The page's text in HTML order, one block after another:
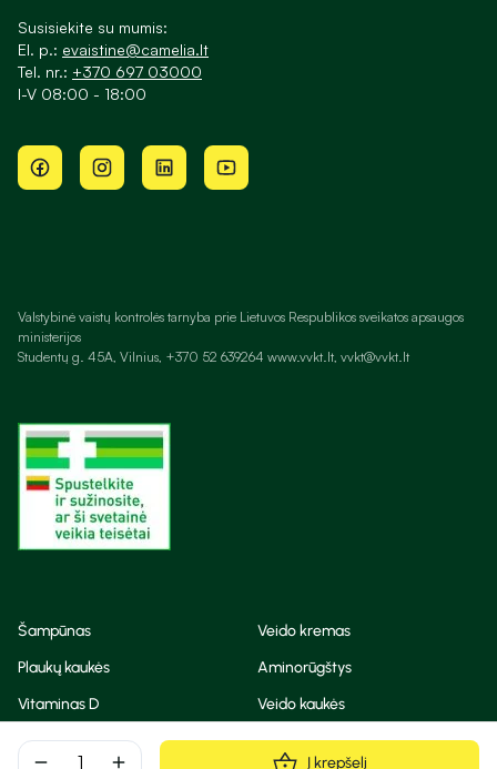
remove add Į krepšelį
Susisiekite su mumis:
El. p.: evaistine@camelia.lt
Tel. nr.: +370 697 03000
I-V 08:00 - 18:00
Valstybinė vaistų kontrolės tarnyba prie Lietuvos Respublikos sveikatos apsaugos
ministerijos
Studentų g. 45A, Vilnius, +370 52 639264 www.vvkt.lt, vvkt@vvkt.lt
Šampūnas
Veido kremas
Plaukų kaukės
Aminorūgštys
Vitaminas D
Veido kaukės
Korėjietiška kosmetika
Eteriniai aliejai